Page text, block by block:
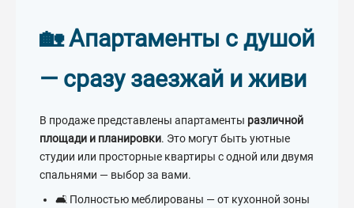
🏡 Апартаменты с душой
— сразу заезжай и живи
В продаже представлены апартаменты различной
площади и планировки. Это могут быть уютные
студии или просторные квартиры с одной или двумя
спальнями — выбор за вами.
🛋️ Полностью меблированы — от кухонной зоны